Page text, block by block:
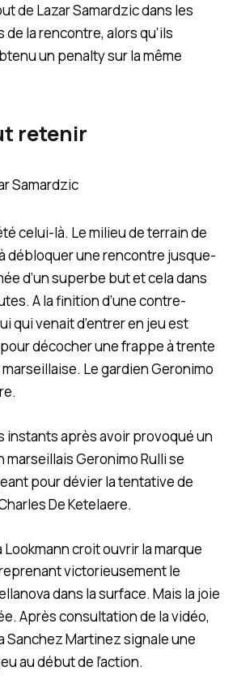
de Lazar Samardzic dans les
la rencontre, alors qu’ils
un penalty sur la même
retenir
Samardzic
celui-là. Le milieu de terrain de
à débloquer une rencontre jusque-
d’un superbe but et cela dans
A la finition d’une contre-
qui venait d’entrer en jeu est
pour décocher une frappe à trente
Le gardien Geronimo
instants après avoir provoqué un
marseillais Geronimo Rulli se
pour dévier la tentative de
De Ketelaere.
Lookmann croit ouvrir la marque
reprenant victorieusement le
dans la surface. Mais la joie
Après consultation de la vidéo,
Sanchez Martinez signale une
au début de l’action.